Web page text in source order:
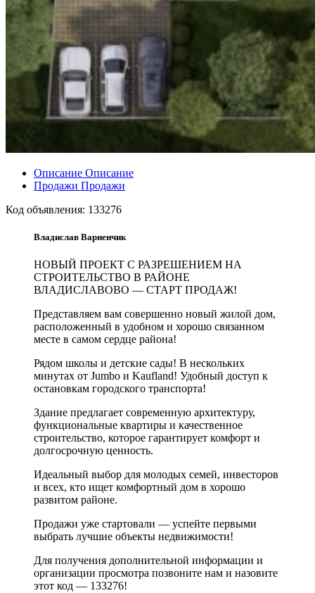
Описание Описание
Продажи Продажи
Код объявления: 133276
Владислав Варненчик
НОВЫЙ ПРОЕКТ С РАЗРЕШЕНИЕМ НА
СТРОИТЕЛЬСТВО В РАЙОНЕ
ВЛАДИСЛАВОВО — СТАРТ ПРОДАЖ!
Представляем вам совершенно новый жилой дом,
расположенный в удобном и хорошо связанном
месте в самом сердце района!
Рядом школы и детские сады! В нескольких
минутах от Jumbo и Kaufland! Удобный доступ к
остановкам городского транспорта!
Здание предлагает современную архитектуру,
функциональные квартиры и качественное
строительство, которое гарантирует комфорт и
долгосрочную ценность.
Идеальный выбор для молодых семей, инвесторов
и всех, кто ищет комфортный дом в хорошо
развитом районе.
Продажи уже стартовали — успейте первыми
выбрать лучшие объекты недвижимости!
Для получения дополнительной информации и
организации просмотра позвоните нам и назовите
этот код — 133276!